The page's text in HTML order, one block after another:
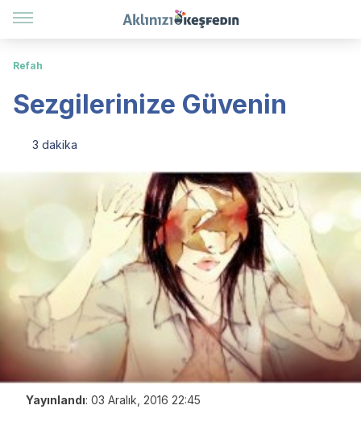
Refah
Sezgilerinize Güvenin
3 dakika
Yayınlandı: 03 Aralık, 2016 22:45